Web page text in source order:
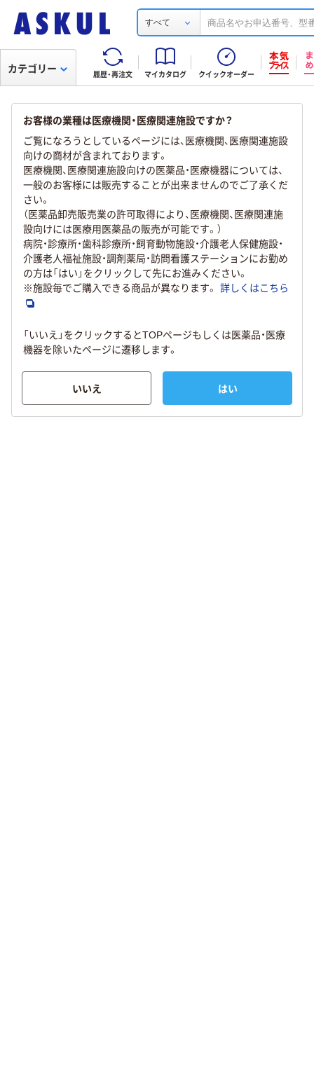
すべて
履歴・再注文 マイカタログ クイックオーダー
カテゴリー
お客様の業種は医療機関・医療関連施設ですか？
ご覧になろうとしているページには、医療機関、医療関連施設
向けの商材が含まれております。
医療機関、医療関連施設向けの医薬品・医療機器については、
一般のお客様には販売することが出来ませんのでご了承くだ
さい。
（医薬品卸売販売業の許可取得により、医療機関、医療関連施
設向けには医療用医薬品の販売が可能です。）
病院・診療所・歯科診療所・飼育動物施設・介護老人保健施設・
介護老人福祉施設・調剤薬局・訪問看護ステーションにお勤め
の方は「はい」をクリックして先にお進みください。
※施設毎でご購入できる商品が異なります。 詳しくはこちら
「いいえ」をクリックするとTOPページもしくは医薬品・医療
機器を除いたページに遷移します。
いいえ はい